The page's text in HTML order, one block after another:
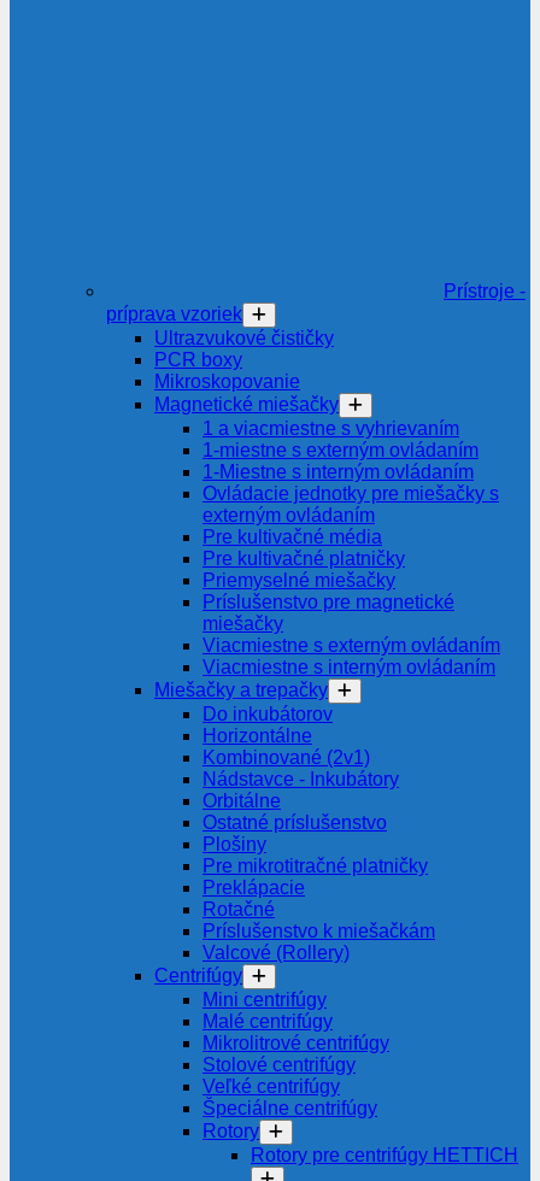
Prístroje -
príprava vzoriek
Ultrazvukové čističky
PCR boxy
Mikroskopovanie
Magnetické miešačky
1 a viacmiestne s vyhrievaním
1-miestne s externým ovládaním
1-Miestne s interným ovládaním
Ovládacie jednotky pre miešačky s
externým ovládaním
Pre kultivačné média
Pre kultivačné platničky
Priemyselné miešačky
Príslušenstvo pre magnetické
miešačky
Viacmiestne s externým ovládaním
Viacmiestne s interným ovládaním
Miešačky a trepačky
Do inkubátorov
Horizontálne
Kombinované (2v1)
Nádstavce - Inkubátory
Orbitálne
Ostatné príslušenstvo
Plošiny
Pre mikrotitračné platničky
Preklápacie
Rotačné
Príslušenstvo k miešačkám
Valcové (Rollery)
Centrifúgy
Mini centrifúgy
Malé centrifúgy
Mikrolitrové centrifúgy
Stolové centrifúgy
Veľké centrifúgy
Špeciálne centrifúgy
Rotory
Rotory pre centrifúgy HETTICH